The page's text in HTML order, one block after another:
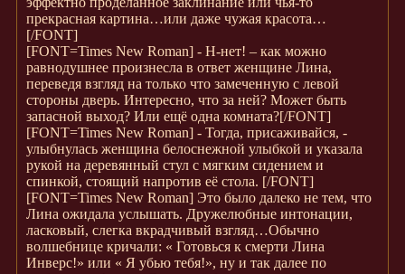
прекрасная картина…или даже чужая красота…
[/FONT]
[FONT=Times New Roman] - Н-нет! – как можно
равнодушнее произнесла в ответ женщине Лина,
переведя взгляд на только что замеченную с левой
стороны дверь. Интересно, что за ней? Может быть
запасной выход? Или ещё одна комната?[/FONT]
[FONT=Times New Roman] - Тогда, присаживайся, -
улыбнулась женщина белоснежной улыбкой и указала
рукой на деревянный стул с мягким сидением и
спинкой, стоящий напротив её стола. [/FONT]
[FONT=Times New Roman] Это было далеко не тем, что
Лина ожидала услышать. Дружелюбные интонации,
ласковый, слегка вкрадчивый взгляд…Обычно
волшебнице кричали: « Готовься к смерти Лина
Инверс!» или « Я убью тебя!», ну и так далее по